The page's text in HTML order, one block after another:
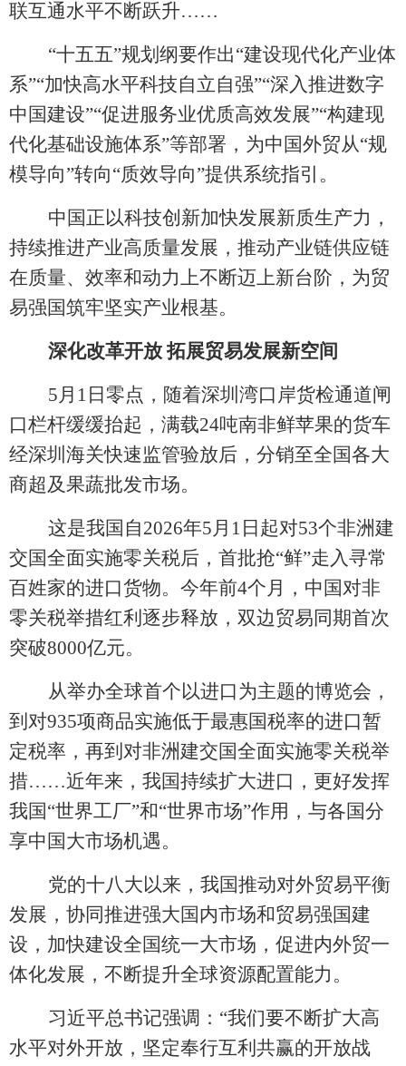
联互通水平不断跃升……
“十五五”规划纲要作出“建设现代化产业体
系”“加快高水平科技自立自强”“深入推进数字
中国建设”“促进服务业优质高效发展”“构建现
代化基础设施体系”等部署，为中国外贸从“规
模导向”转向“质效导向”提供系统指引。
中国正以科技创新加快发展新质生产力，
持续推进产业高质量发展，推动产业链供应链
在质量、效率和动力上不断迈上新台阶，为贸
易强国筑牢坚实产业根基。
深化改革开放拓展贸易发展新空间
5月1日零点，随着深圳湾口岸货检通道闸
口栏杆缓缓抬起，满载24吨南非鲜苹果的货车
经深圳海关快速监管验放后，分销至全国各大
商超及果蔬批发市场。
这是我国自2026年5月1日起对53个非洲建
交国全面实施零关税后，首批抢“鲜”走入寻常
百姓家的进口货物。今年前4个月，中国对非
零关税举措红利逐步释放，双边贸易同期首次
突破8000亿元。
从举办全球首个以进口为主题的博览会，
到对935项商品实施低于最惠国税率的进口暂
定税率，再到对非洲建交国全面实施零关税举
措……近年来，我国持续扩大进口，更好发挥
我国“世界工厂”和“世界市场”作用，与各国分
享中国大市场机遇。
党的十八大以来，我国推动对外贸易平衡
发展，协同推进强大国内市场和贸易强国建
设，加快建设全国统一大市场，促进内外贸一
体化发展，不断提升全球资源配置能力。
习近平总书记强调： “我们要不断扩大高
水平对外开放，坚定奉行互利共赢的开放战